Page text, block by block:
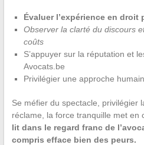
Évaluer l’expérience en droit
Observer la clarté du discours
coûts
S’appuyer sur la réputation et
Avocats.be
Privilégier une approche
Se méfier du spectacle, privilégier
réclame, la force tranquille met en
lit dans le regard franc de
compris efface bien des peurs.